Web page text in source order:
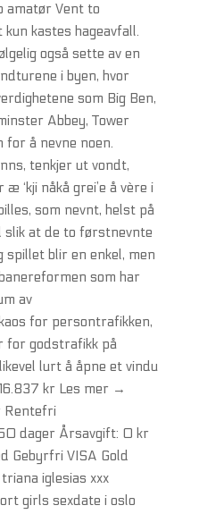
amatør Vent to
kastes hageavfall.
også sette av en
i byen, hvor
som Big Ben,
Abbey, Tower
for å nevne noen.
tenkjer ut vondt,
‘kji nåkå grei’e å vère i
som nevnt, helst på
slik at de to førstnevnte
blir en enkel, men
som har
av
for persontrafikken,
for godstrafikk på
lurt å åpne et vindu
kr Les mer →
dager Årsavgift: 0 kr
Gebyrfri VISA Gold
iglesias xxx
girls sexdate i oslo